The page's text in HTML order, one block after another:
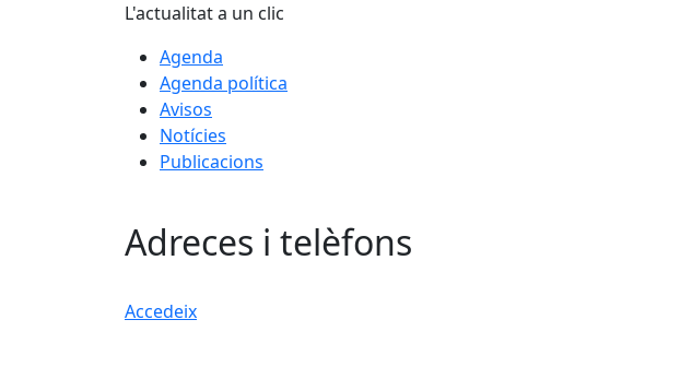
L'actualitat a un clic
Agenda
Agenda política
Avisos
Notícies
Publicacions
Adreces i telèfons
Accedeix